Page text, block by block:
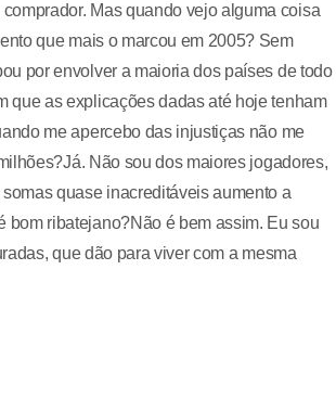
Mas quando vejo alguma coisa
que mais o marcou em 2005? Sem
por envolver a maioria dos países de todo
que as explicações dadas até hoje tenham
me apercebo das injustiças não me
Não sou dos maiores jogadores,
quase inacreditáveis aumento a
bom ribatejano?Não é bem assim. Eu sou
que dão para viver com a mesma